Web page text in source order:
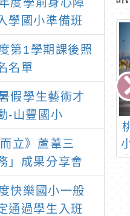
度學前身心障
學國小準備班
第1學期課後照
名單
假學生藝術才
-山豐國小
立》蘆葦三
」成果分享會
快樂國小一般
通過學生入班
國小(本市國小特
育資源中心)辦理
年度輔具知能研
習」